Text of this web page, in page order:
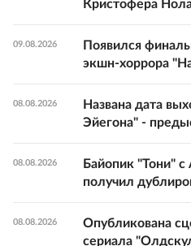
Кристофера
09.08.2026
Появился
экшн-хоррора
08.08.2026
Названа дата
Эйегона" -
08.08.2026
Байопик "Тони"
получил
08.08.2026
Опубликована
сериала